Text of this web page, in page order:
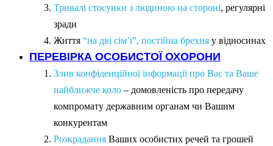
Тривалі стосунки з людиною на стороні, регулярні
зради
Життя “на дві сім’ї”, постійна брехня у відносинах
ПЕРЕВІРКА ОСОБИСТОЇ ОХОРОНИ
Злив конфіденційної інформації про Вас та Ваше
найближче коло – домовленість про передачу
компромату державним органам чи Вашим
конкурентам
Розкрадання Ваших особистих речей та грошей